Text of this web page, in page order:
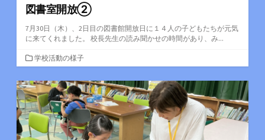
図書室開放②
7月30日（木）、2日目の図書館開放日に１４人の子どもたちが元気
に来てくれました。 校長先生の読み聞かせの時間があり、み...
カ
テ
ゴ
リ
ー
学校活動の様子